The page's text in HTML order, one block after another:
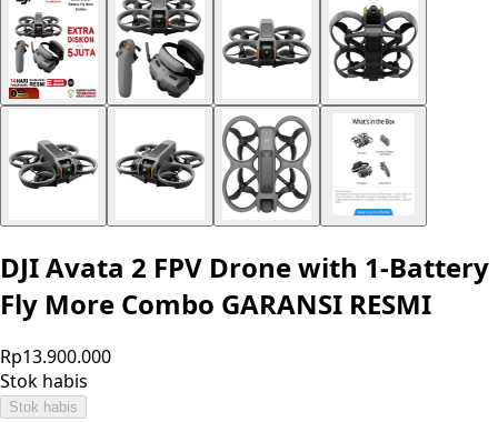
DJI Avata 2 FPV Drone with 1-Battery
Fly More Combo GARANSI RESMI
Rp13.900.000
Stok habis
Stok habis